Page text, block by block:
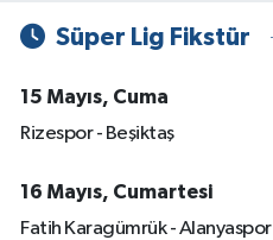
Süper Lig Fikstür
15 Mayıs, Cuma
Rizespor - Beşiktaş
16 Mayıs, Cumartesi
Fatih Karagümrük - Alanyaspor